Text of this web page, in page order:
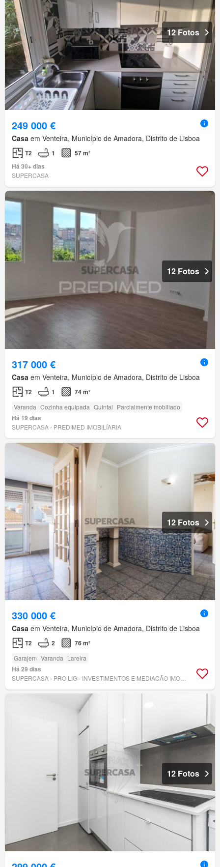
12 Fotos
249 000 €
Casa em Venteira, Município de Amadora, Distrito de Lisboa
T2 1
57 m²
Há 30+ dias
SUPERCASA
12 Fotos
317 000 €
Casa em Venteira, Município de Amadora, Distrito de Lisboa
T2 1 74 m²
Varanda Cozinha equipada Quintal Parcialmente mobiliado
Há 19 dias
SUPERCASA - PREDIMED IMOBILÍARIA
12 Fotos
330 000 €
Casa em Venteira, Município de Amadora, Distrito de Lisboa
T2 2 76 m²
Garajem Varanda Lareira
Há 29 dias
12 Fotos